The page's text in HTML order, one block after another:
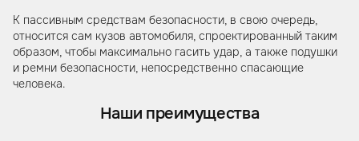
К пассивным средствам безопасности, в свою очередь,
относится сам кузов автомобиля, спроектированный таким
образом, чтобы максимально гасить удар, а также подушки
и ремни безопасности, непосредственно спасающие
человека.
Наши преимущества